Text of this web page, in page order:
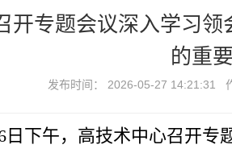
开专题会议深入学习
的重
发布时间： 2026-05-27 14:21:31
日下午，高技术中心召开